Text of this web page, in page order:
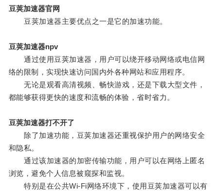
豆荚加速器官网
豆荚加速器主要优点之一是它的加速功能。
豆荚加速器npv
通过使用豆荚加速器，用户可以绕开移动网络或电信网
络的限制，实现快速访问国内外各种网站和应用程序。
无论是观看高清视频、畅快游戏，还是下载大型文件，
都能够获得更快的速度和流畅的体验，省时省力。
豆荚加速器打不开了
除了加速功能，豆荚加速器还重视保护用户的网络安全
和隐私。
通过该加速器的加密传输功能，用户可以在网络上匿名
浏览，避免个人信息被窥探和监视。
特别是在公共Wi-Fi网络环境下，使用豆荚加速器可以有